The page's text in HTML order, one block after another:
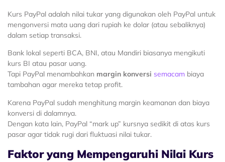
Kurs PayPal adalah nilai tukar yang digunakan oleh PayPal untuk
mengonversi mata uang dari rupiah ke dolar (atau sebaliknya)
dalam setiap transaksi.
Bank lokal seperti BCA, BNI, atau Mandiri biasanya mengikuti
kurs BI atau pasar uang.
Tapi PayPal menambahkan margin konversi semacam biaya
tambahan agar mereka tetap profit.
Karena PayPal sudah menghitung margin keamanan dan biaya
konversi di dalamnya.
Dengan kata lain, PayPal “mark up” kursnya sedikit di atas kurs
pasar agar tidak rugi dari fluktuasi nilai tukar.
Faktor yang Mempengaruhi Nilai Kurs